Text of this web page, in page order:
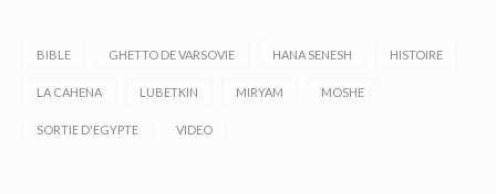
BIBLE GHETTO DE VARSOVIE HANA SENESH HISTOIRE
LA CAHENA LUBETKIN MIRYAM MOSHE
SORTIE D'EGYPTE VIDEO